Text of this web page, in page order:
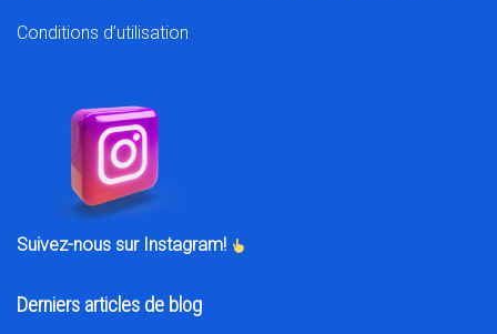
Conditions d’utilisation
Suivez-nous sur Instagram!
Derniers articles de blog